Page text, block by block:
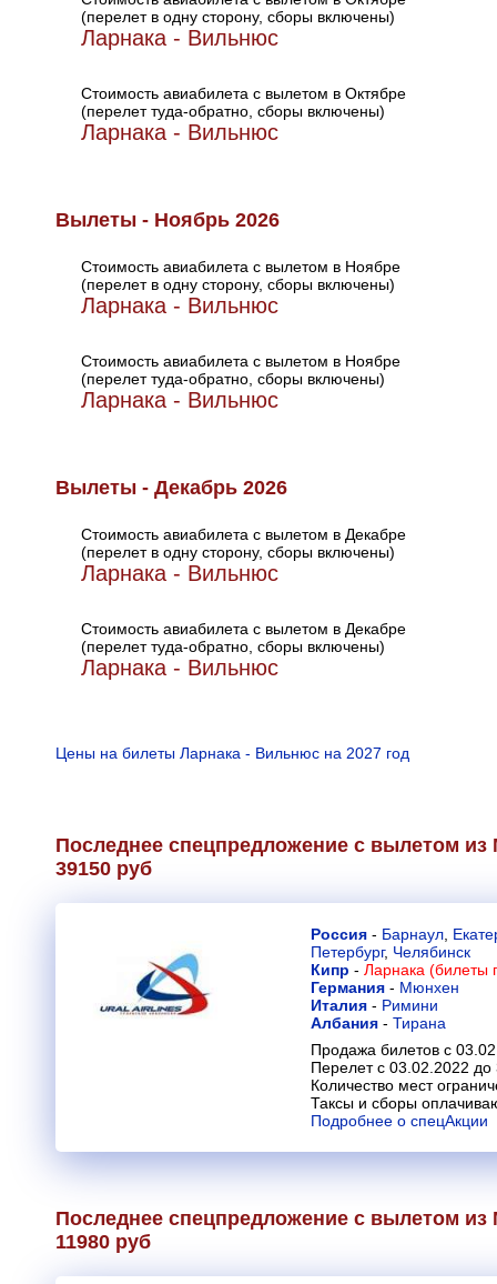
(перелет в одну сторону, сборы включены)
Ларнака - Вильнюс
Стоимость авиабилета с вылетом в Октябре
(перелет туда-обратно, сборы включены)
Ларнака - Вильнюс
Вылеты - Ноябрь 2026
Стоимость авиабилета с вылетом в Ноябре
(перелет в одну сторону, сборы включены)
Ларнака - Вильнюс
Стоимость авиабилета с вылетом в Ноябре
(перелет туда-обратно, сборы включены)
Ларнака - Вильнюс
Вылеты - Декабрь 2026
Стоимость авиабилета с вылетом в Декабре
(перелет в одну сторону, сборы включены)
Ларнака - Вильнюс
Стоимость авиабилета с вылетом в Декабре
(перелет туда-обратно, сборы включены)
Ларнака - Вильнюс
Цены на билеты Ларнака - Вильнюс на 2027 год
Последнее спецпредложение с вылетом
39150 руб
Россия - Барнаул
Петербург, Челябинск
Кипр - Ларнака (билеты
Германия - Мюнхен
Италия - Римини
Албания - Тирана
Продажа билетов с
Перелет с 03.02.2022 до
Количество мест
Таксы и сборы
Подробнее о спецАкции
Последнее спецпредложение с вылетом
11980 руб